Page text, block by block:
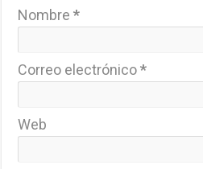
Nombre*
Correo electrónico*
Web